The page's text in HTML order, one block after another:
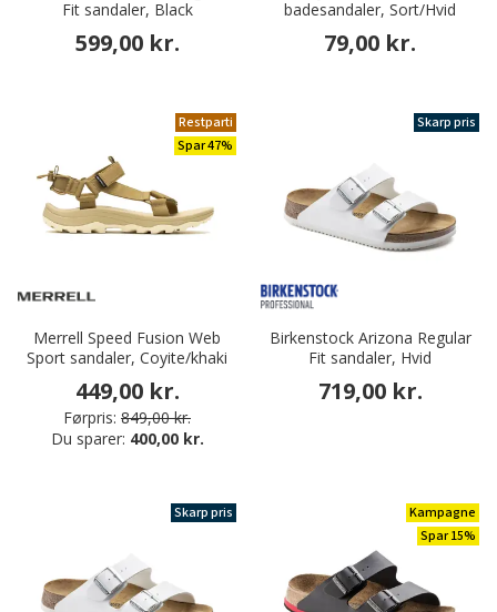
Fit sandaler, Black
599,00 kr.
badesandaler, Sort/Hvid
79,00 kr.
Restparti
Spar 47%
Merrell Speed Fusion Web
Sport sandaler, Coyite/khaki
449,00 kr.
Førpris: 849,00 kr.
Du sparer: 400,00 kr.
Skarp pris
Birkenstock Arizona Regular
Fit sandaler, Hvid
719,00 kr.
Skarp pris
Kampagne
Spar 15%